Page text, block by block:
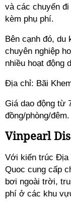
và các chuyến
kèm phụ phí.
Bên cạnh đó, du
chuyên nghiệp
nhiều hoạt động
Địa chỉ: Bãi
Giá dao động từ
đồng/phòng/đêm.
Vinpearl
Với kiến trúc Địa
Quoc cung cấp
bơi ngoài trời,
phí ở các khu